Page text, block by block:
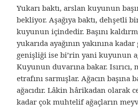
Yukarı baktı, arslan kuyunun
bekliyor. Aşağıya baktı, dehşetli
kuyunun içindedir. Başını
yukarıda ayağının yakınına
genişliği ise bi’rin yani kuyunun
Kuyunun duvarına bakar. Isırıcı,
etrafını sarmışlar. Ağacın
ağacıdır. Lâkin hârikadan olarak
kadar çok muhtelif ağaçların